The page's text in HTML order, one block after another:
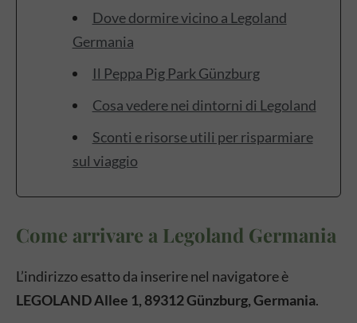
Dove dormire vicino a Legoland
Germania
Il Peppa Pig Park Günzburg
Cosa vedere nei dintorni di Legoland
Sconti e risorse utili per risparmiare
sul viaggio
Come arrivare a Legoland Germania
L’indirizzo esatto da inserire nel navigatore è
LEGOLAND Allee 1, 89312 Günzburg, Germania.